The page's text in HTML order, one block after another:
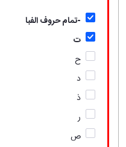
-تمام حروف الفبا
ت
ح
د
ذ
ر
ص